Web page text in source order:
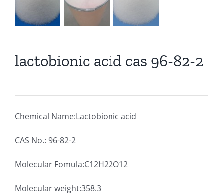
lactobionic acid cas 96-82-2
Chemical Name:Lactobionic acid
CAS No.: 96-82-2
Molecular Fomula:C12H22O12
Molecular weight:358.3